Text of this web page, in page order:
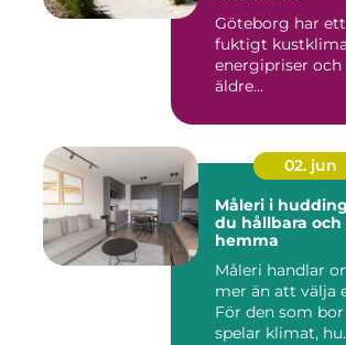
Göteborg har
fuktigt
energipriser och
äldre...
02. jun
Måleri i huddinge så
du hållbara och
hemma
Måleri handlar
mer än att välja
För den som
spelar klimat,